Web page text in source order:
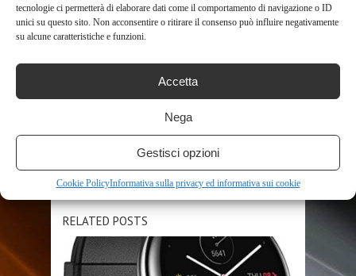
tecnologie ci permetterà di elaborare dati come il comportamento di navigazione o ID
unici su questo sito. Non acconsentire o ritirare il consenso può influire negativamente
su alcune caratteristiche e funzioni.
Accetta
Nega
Gestisci opzioni
Cookie PolicyInformativa sulla privacy ed informativa sui cookie
TAGS SMARTWATCH SAMSUNG
SHARE THIS POST
RELATED POSTS